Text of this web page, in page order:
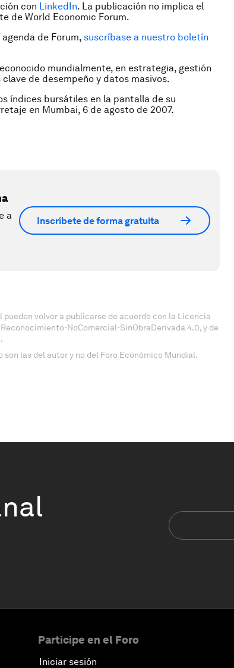
con LinkedIn. La publicación no implica el
de World Economic Forum.
de Forum, suscríbase a nuestro boletín
mundialmente, en estrategia, gestión
de desempeño y datos masivos.
índices bursátiles en la pantalla de su
en Mumbai, 6 de agosto de 2007.
a
Inscríbete de forma gratuita
volver a publicarse de acuerdo con la Licencia
NoComercial-SinObraDerivada 4.0, y de
las del autor y no del Foro Económico Mundial.
Participe en el Foro
Iniciar sesión